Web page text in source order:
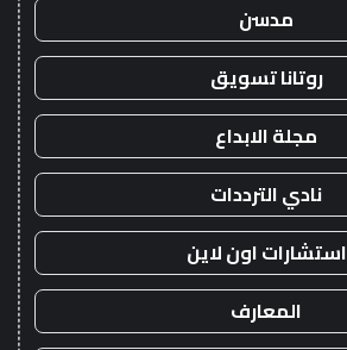
مدسن
روتانا تسويق
مجلة الابداع
نادي الترددات
استشارات اون لاين
المعارف